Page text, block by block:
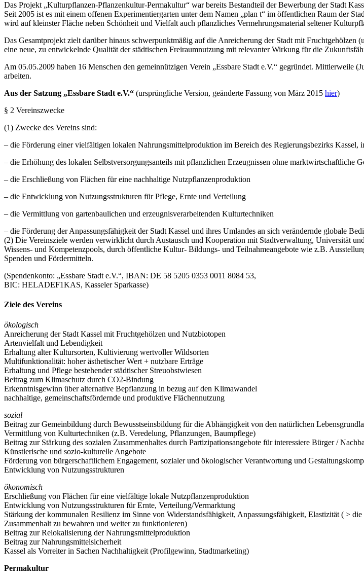
Das Projekt „Kulturpflanzen-Pflanzenkultur-Permakultur“ war bereits Bestandteil der Bewerbung der Stadt
Seit 2005 ist es mit einem offenen Experimentiergarten unter dem Namen „plan t“ im öffentlichen Raum der
wird auf kleinster Fläche neben Schönheit und Vielfalt auch pflanzliches Vermehrungsmaterial seltener
Das Gesamtprojekt zielt darüber hinaus schwerpunktmäßig auf die Anreicherung der Stadt mit Fruchtgehölzen
eine neue, zu entwickelnde Qualität der städtischen Freiraumnutzung mit relevanter Wirkung für die
Am 05.05.2009 haben 16 Menschen den gemeinnützigen Verein „Essbare Stadt e.V.“ gegründet. Mittlerweile
arbeiten.
Aus der Satzung „Essbare Stadt e.V.“ (ursprüngliche Version, geänderte Fassung von März 2015 hier)
§ 2 Vereinszwecke
(1) Zwecke des Vereins sind:
– die Förderung einer vielfältigen lokalen Nahrungsmittelproduktion im Bereich des Regierungsbezirks
– die Erhöhung des lokalen Selbstversorgungsanteils mit pflanzlichen Erzeugnissen ohne marktwirtschaftliche
– die Erschließung von Flächen für eine nachhaltige Nutzpflanzenproduktion
– die Entwicklung von Nutzungsstrukturen für Pflege, Ernte und Verteilung
– die Vermittlung von gartenbaulichen und erzeugnisverarbeitenden Kulturtechniken
– die Förderung der Anpassungsfähigkeit der Stadt Kassel und ihres Umlandes an sich verändernde globale
(2) Die Vereinsziele werden verwirklicht durch Austausch und Kooperation mit Stadtverwaltung, Universität
Wissens- und Kompetenzpools, durch öffentliche Kultur- Bildungs- und Teilnahmeangebote wie z.B.
Spenden und Fördermitteln.
(Spendenkonto: „Essbare Stadt e.V.“, IBAN: DE 58 5205 0353 0011 8084 53,
BIC: HELADEF1KAS, Kasseler Sparkasse)
Ziele des Vereins
ökologisch
Anreicherung der Stadt Kassel mit Fruchtgehölzen und Nutzbiotopen
Artenvielfalt und Lebendigkeit
Erhaltung alter Kultursorten, Kultivierung wertvoller Wildsorten
Multifunktionalität: hoher ästhetischer Wert + nutzbare Erträge
Erhaltung und Pflege bestehender städtischer Streuobstwiesen
Beitrag zum Klimaschutz durch CO2-Bindung
Erkenntnisgewinn über alternative Bepflanzung in bezug auf den Klimawandel
nachhaltige, gemeinschaftsfördernde und produktive Flächennutzung
sozial
Beitrag zur Gemeinbildung durch Bewusstseinsbildung für die Abhängigkeit von den natürlichen
Vermittlung von Kulturtechniken (z.B. Veredelung, Pflanzungen, Baumpflege)
Beitrag zur Stärkung des sozialen Zusammenhaltes durch Partizipationsangebote für interessiere Bürger /
Künstlerische und sozio-kulturelle Angebote
Förderung von bürgerschaftlichem Engagement, sozialer und ökologischer Verantwortung und
Entwicklung von Nutzungsstrukturen
ökonomisch
Erschließung von Flächen für eine vielfältige lokale Nutzpflanzenproduktion
Entwicklung von Nutzungsstrukturen für Ernte, Verteilung/Vermarktung
Stärkung der kommunalen Resilienz im Sinne von Widerstandsfähigkeit, Anpassungsfähigkeit, Elastizität ( >
Zusammenhalt zu bewahren und weiter zu funktionieren)
Beitrag zur Relokalisierung der Nahrungsmittelproduktion
Beitrag zur Nahrungsmittelsicherheit
Kassel als Vorreiter in Sachen Nachhaltigkeit (Profilgewinn, Stadtmarketing)
Permakultur